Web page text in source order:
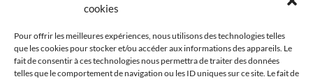
cookies
Pour offrir les meilleures expériences, nous utilisons des technologies telles
que les cookies pour stocker et/ou accéder aux informations des appareils. Le
fait de consentir à ces technologies nous permettra de traiter des données
telles que le comportement de navigation ou les ID uniques sur ce site. Le fait de
INSIGHT NPA